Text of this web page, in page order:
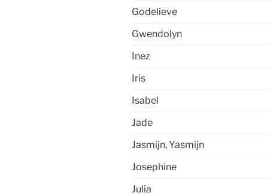
Godelieve
Gwendolyn
Inez
Iris
Isabel
Jade
Jasmijn, Yasmijn
Josephine
Julia